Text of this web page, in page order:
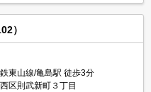
）
東山線/亀島駅 徒歩3分
区則武新町３丁目